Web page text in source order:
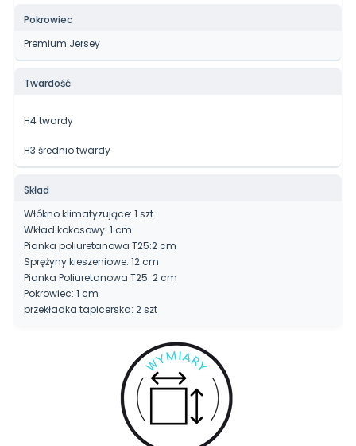
Pokrowiec
Premium Jersey
Twardość
H4 twardy
H3 średnio twardy
Skład
Włókno klimatyzujące: 1 szt
Wkład kokosowy: 1 cm
Pianka poliuretanowa T25:2 cm
Sprężyny kieszeniowe: 12 cm
Pianka Poliuretanowa T25: 2 cm
Pokrowiec: 1 cm
przekładka tapicerska: 2 szt